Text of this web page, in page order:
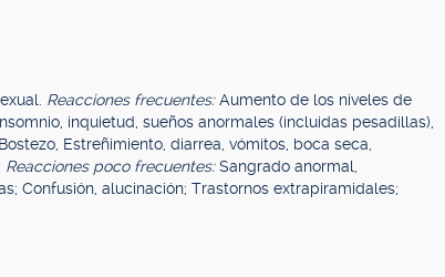
Reacciones frecuentes:Aumento de los niveles de
inquietud, sueños anormales (incluidas pesadillas),
Estreñimiento, diarrea, vómitos, boca seca,
Reacciones poco frecuentes:Sangrado anormal,
Confusión, alucinación; Trastornos extrapiramidales;